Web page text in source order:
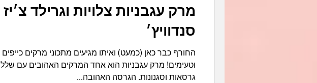
מרק עגבניות צלויות וגרילד צ׳יז
סנדוויץ׳
החורף כבר כאן (כמעט) ואיתו מגיעים מתכוני מרקים כייפים
וטעימים! מרק עגבניות הוא אחד המרקים האהובים עם שלל
גרסאות וסגנונות. הגרסה האהובה...